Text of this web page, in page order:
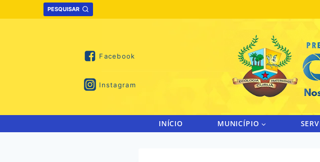
to
PESQUISAR
Facebook
Instagram
INÍCIO MUNICÍPIO